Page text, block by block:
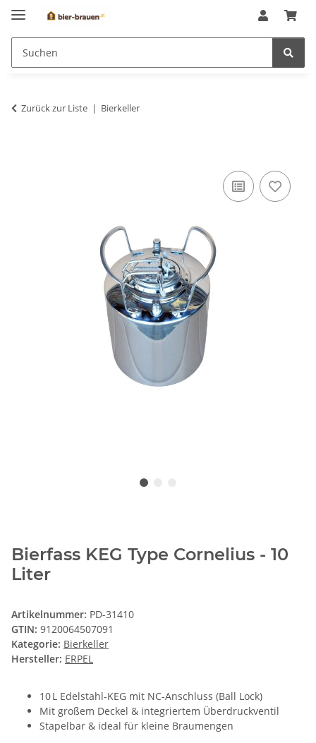
Zurück zur Liste Bierkeller
Bierfass KEG Type Cornelius - 10
Liter
Artikelnummer: PD-31410
GTIN: 9120064507091
Kategorie: Bierkeller
Hersteller: ERPEL
10 L Edelstahl-KEG mit NC-Anschluss (Ball Lock)
Mit großem Deckel & integriertem Überdruckventil
Stapelbar & ideal für kleine Braumengen